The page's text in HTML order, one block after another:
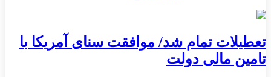
تعطیلات تمام شد/ موافقت سنای آمریکا با
تامین مالی دولت